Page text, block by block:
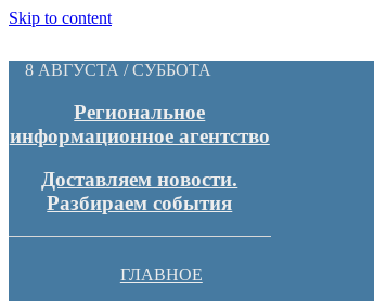
Skip to content
8 АВГУСТА / СУББОТА
Региональное
информационное агентство
Доставляем новости.
Разбираем события
ГЛАВНОЕ